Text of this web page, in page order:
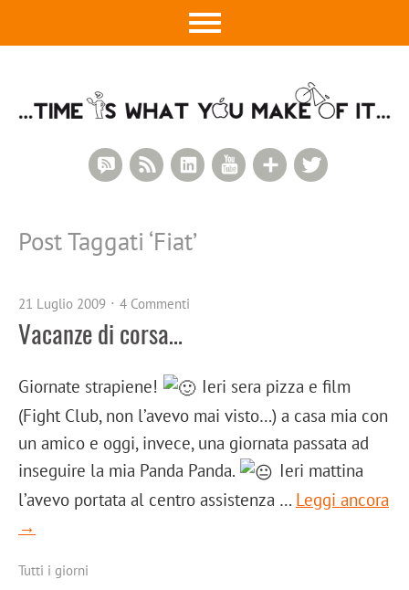
Google+
YouTube
LinkedIn
RSS Feed
RSS Comments
Post Taggati ‘Fiat’
21 Luglio 2009 4 Commenti
Vacanze di corsa…
Giornate strapiene!
Ieri sera pizza e film
(Fight Club, non l’avevo mai visto…) a casa mia con
un amico e oggi, invece, una giornata passata ad
inseguire la mia Panda Panda.
Ieri mattina
l’avevo portata al centro assistenza … Leggi ancora
→
Tutti i giorni